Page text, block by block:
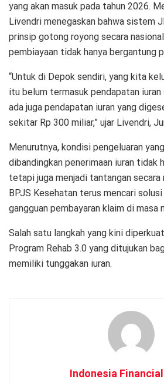
yang akan masuk pada tahun 2026.
Livendri menegaskan bahwa sistem
prinsip gotong royong secara
pembiayaan tidak hanya bergantung
“Untuk di Depok sendiri, yang kita
itu belum termasuk pendapatan
ada juga pendapatan iuran yang
sekitar Rp 300 miliar,” ujar Livendri,
Menurutnya, kondisi pengeluaran
dibandingkan penerimaan iuran tidak
tetapi juga menjadi tantangan secara
BPJS Kesehatan terus mencari
gangguan pembayaran klaim di masa
Salah satu langkah yang kini
Program Rehab 3.0 yang ditujukan
memiliki tunggakan iuran.
Indonesia